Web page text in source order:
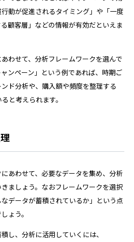
動が促進されるタイミング」や「一度
顧客層」などの情報が有効だといえま
わせて、分析フレームワークを選んで
ンペーン」という例であれば、時期ご
ド分析や、購入額や頻度を整理する
と考えられます。
あわせて、必要なデータを集め、分析
ましょう。なおフレームワークを選択
データが蓄積されているか」という点
ょう。
し、分析に活用していくには、